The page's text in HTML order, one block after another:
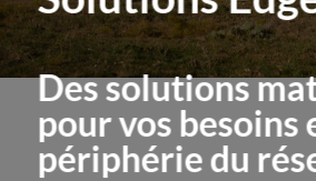
Des solutions
pour vos besoins
périphérie du